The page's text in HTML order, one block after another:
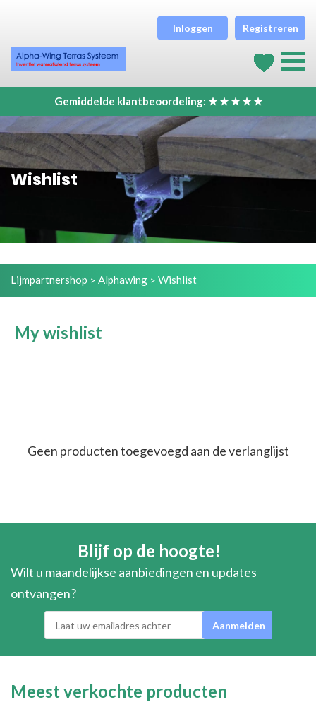
Inloggen Registreren
Gemiddelde klantbeoordeling: ★ ★ ★ ★ ★
Wishlist
Lijmpartnershop > Alphawing > Wishlist
My wishlist
Geen producten toegevoegd aan de verlanglijst
Blijf op de hoogte!
Wilt u maandelijkse aanbiedingen en updates
ontvangen?
Meest verkochte producten